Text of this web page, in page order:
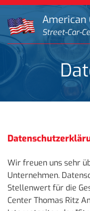
Zum Inhalt springen
American
Street-Car-
Wir freuen uns sehr
Unternehmen.
Stellenwert für die
Center Thomas Ritz